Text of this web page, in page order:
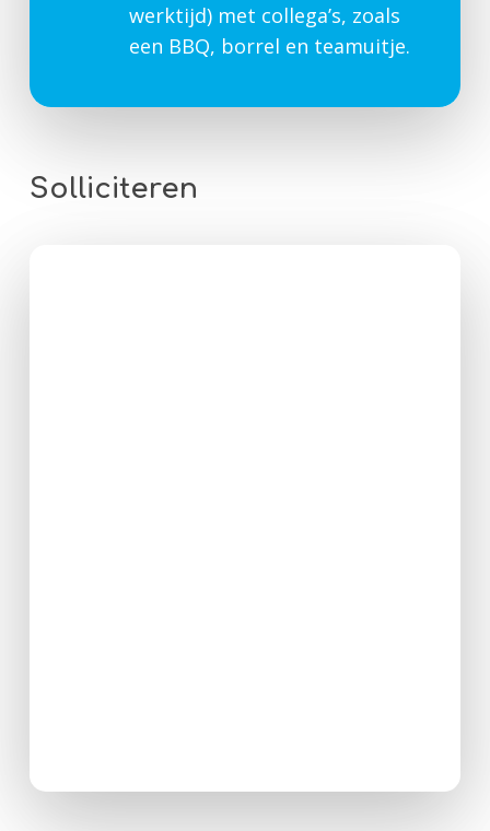
werktijd) met collega’s, zoals
een BBQ, borrel en teamuitje.
Solliciteren